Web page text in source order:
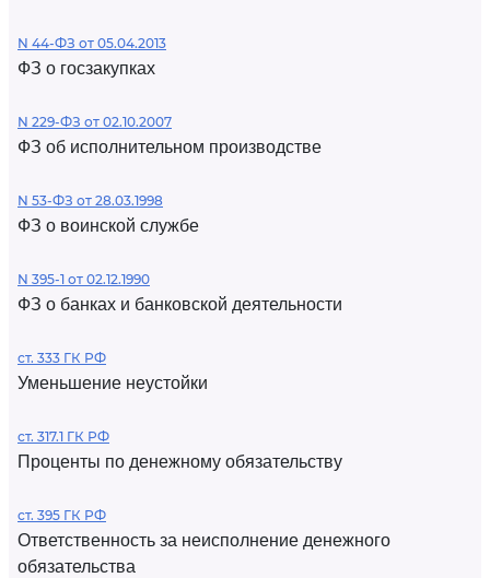
N 44-ФЗ от 05.04.2013
ФЗ о госзакупках
N 229-ФЗ от 02.10.2007
ФЗ об исполнительном производстве
N 53-ФЗ от 28.03.1998
ФЗ о воинской службе
N 395-1 от 02.12.1990
ФЗ о банках и банковской деятельности
ст. 333 ГК РФ
Уменьшение неустойки
ст. 317.1 ГК РФ
Проценты по денежному обязательству
ст. 395 ГК РФ
Ответственность за неисполнение денежного
обязательства